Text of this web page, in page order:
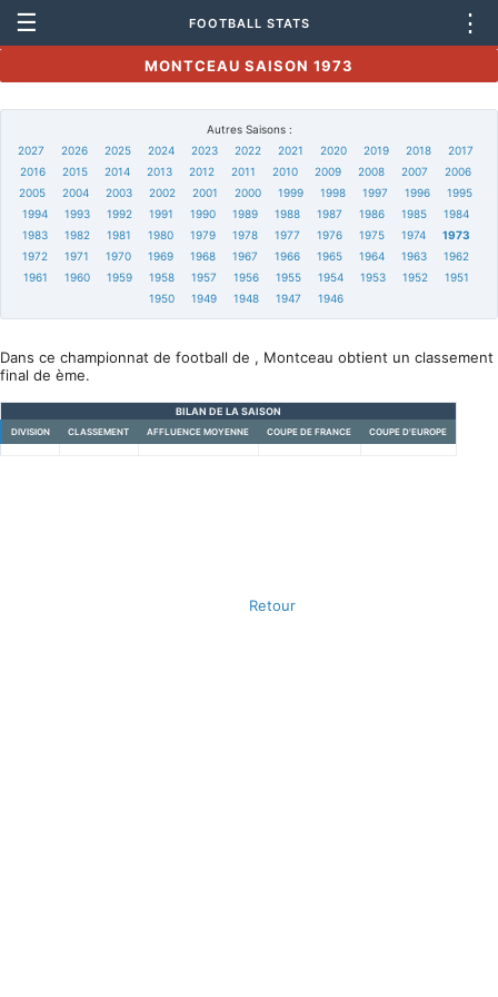
☰ FOOTBALL STATS ⋮
MONTCEAU SAISON 1973
Autres Saisons :
2027
2026 2025 2024 2023 2022 2021 2020 2019 2018
2017
2016
2015 2014 2013 2012 2011 2010 2009 2008 2007
2006
2005
2004 2003 2002 2001 2000 1999 1998 1997 1996
1995
1994
1993 1992 1991 1990 1989 1988 1987 1986 1985
1984
1983
1982 1981 1980 1979 1978 1977 1976 1975 1974
1973
1972
1971 1970 1969 1968 1967 1966 1965 1964 1963
1962
1961
1960 1959 1958 1957 1956 1955 1954 1953 1952
1951
1950
1949 1948 1947 1946
Dans ce championnat de football de , Montceau obtient un classement
final de ème.
BILAN DE LA SAISON
DIVISION CLASSEMENT AFFLUENCE MOYENNE COUPE DE FRANCE COUPE D'EUROPE
Retour